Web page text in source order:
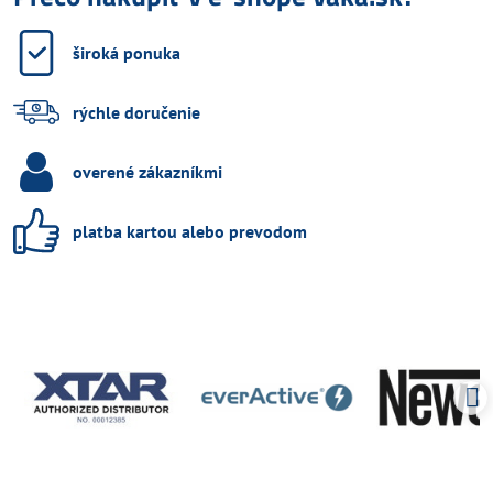
široká ponuka
rýchle doručenie
overené zákazníkmi
platba kartou alebo prevodom